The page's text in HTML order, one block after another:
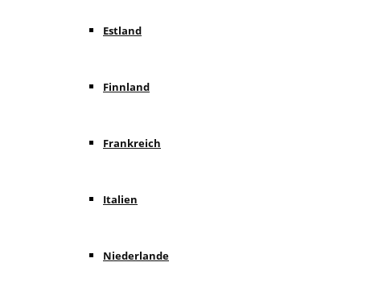
Estland
Finnland
Frankreich
Italien
Niederlande